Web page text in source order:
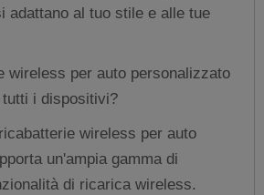
adattano al tuo stile e alle tue
wireless per auto personalizzato
i dispositivi?
wireless per auto
un'ampia gamma di
di ricarica wireless.